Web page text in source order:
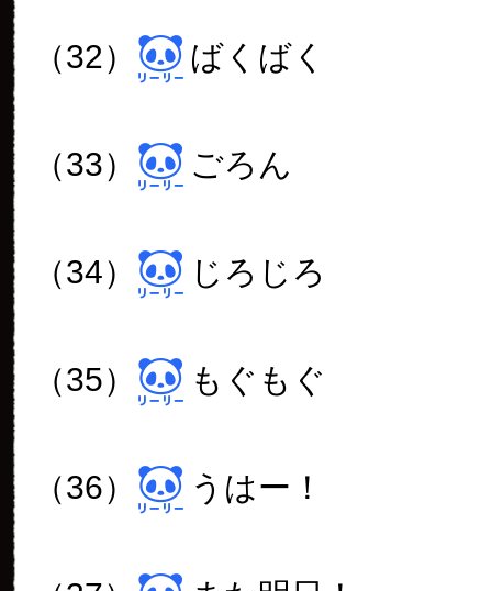
（32） ばくばく
（33） ごろん
（34） じろじろ
（35） もぐもぐ
（36） うはー！